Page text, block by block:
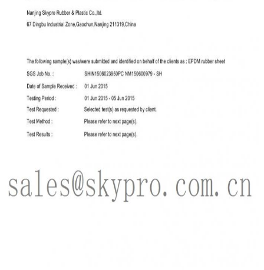
เราจะโทรกลับหาคุณเร็ว